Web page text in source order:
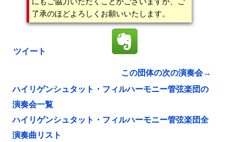
了承のほどよろしくお願いいたします。
ツイート
この団体の次の演奏会→
ハイリゲンシュタット・フィルハーモニー管弦楽団の
演奏会一覧
ハイリゲンシュタット・フィルハーモニー管弦楽団全
演奏曲リスト